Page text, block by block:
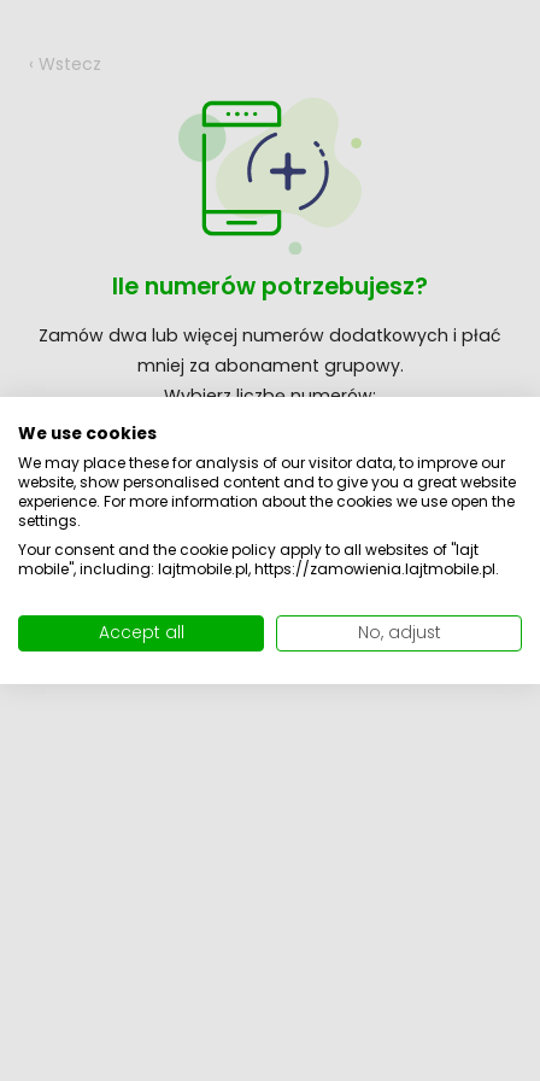
‹ Wstecz
Ile numerów potrzebujesz?
Zamów dwa lub więcej numerów dodatkowych i płać
mniej za abonament grupowy.
Wybierz liczbę numerów:
- 1 +
Przejdź dalej
We use cookies
We may place these for analysis of our visitor data, to improve our
website, show personalised content and to give you a great website
experience. For more information about the cookies we use open the
settings.
Your consent and the cookie policy apply to all websites of "lajt
mobile", including: lajtmobile.pl, https://zamowienia.lajtmobile.pl.
Accept all No, adjust